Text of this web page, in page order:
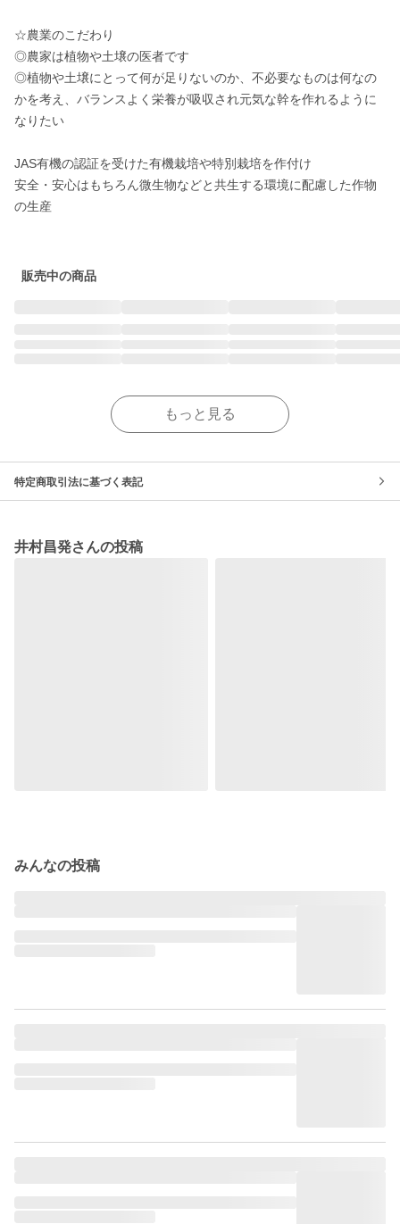
☆農業のこだわり
◎農家は植物や土壌の医者です
◎植物や土壌にとって何が足りないのか、不必要なものは何なの
かを考え、バランスよく栄養が吸収され元気な幹を作れるように
なりたい
JAS有機の認証を受けた有機栽培や特別栽培を作付け
安全・安心はもちろん微生物などと共生する環境に配慮した作物
の生産
販売中の商品
もっと見る
特定商取引法に基づく表記
井村昌発さんの投稿
みんなの投稿